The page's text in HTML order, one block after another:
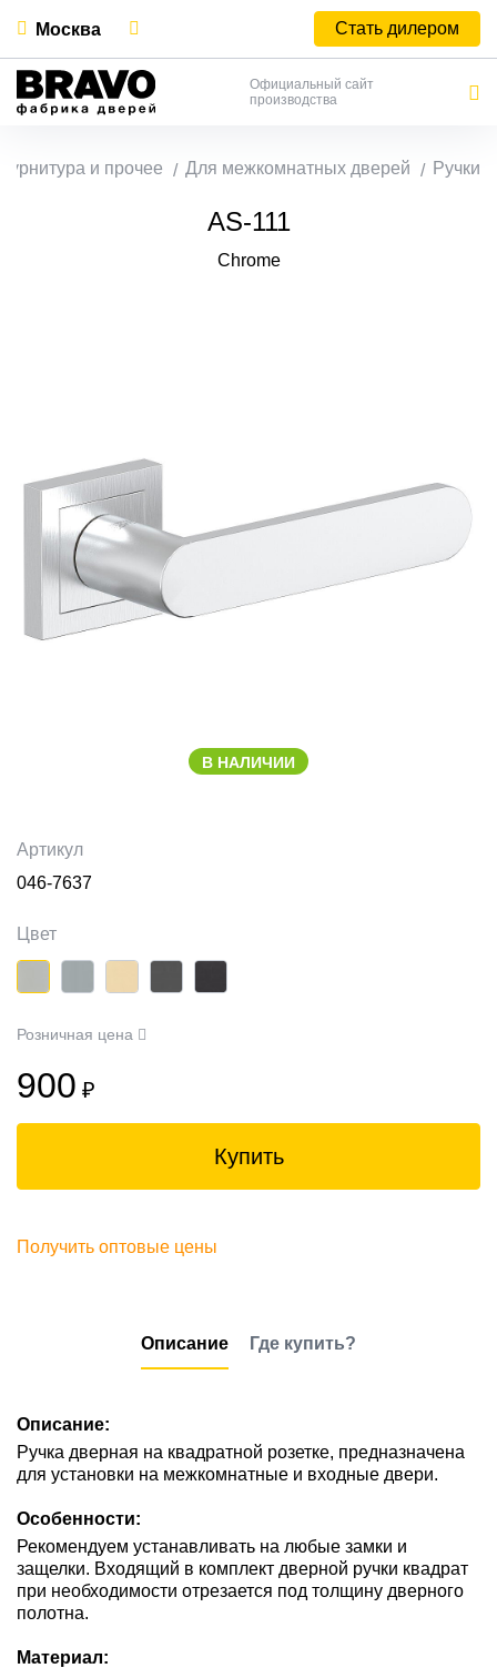
Москва Стать дилером
Официальный сайт
производства
и прочее Для межкомнатных дверей Ручки
AS-111
Chrome
В НАЛИЧИИ
Артикул
046-7637
Цвет
Розничная цена
900 ₽
Купить
Получить оптовые цены
Описание Где купить?
Описание:
Ручка дверная на квадратной розетке, предназначена
для установки на межкомнатные и входные двери.
Особенности:
Рекомендуем устанавливать на любые замки и
защелки. Входящий в комплект дверной ручки квадрат
при необходимости отрезается под толщину дверного
полотна.
Материал: